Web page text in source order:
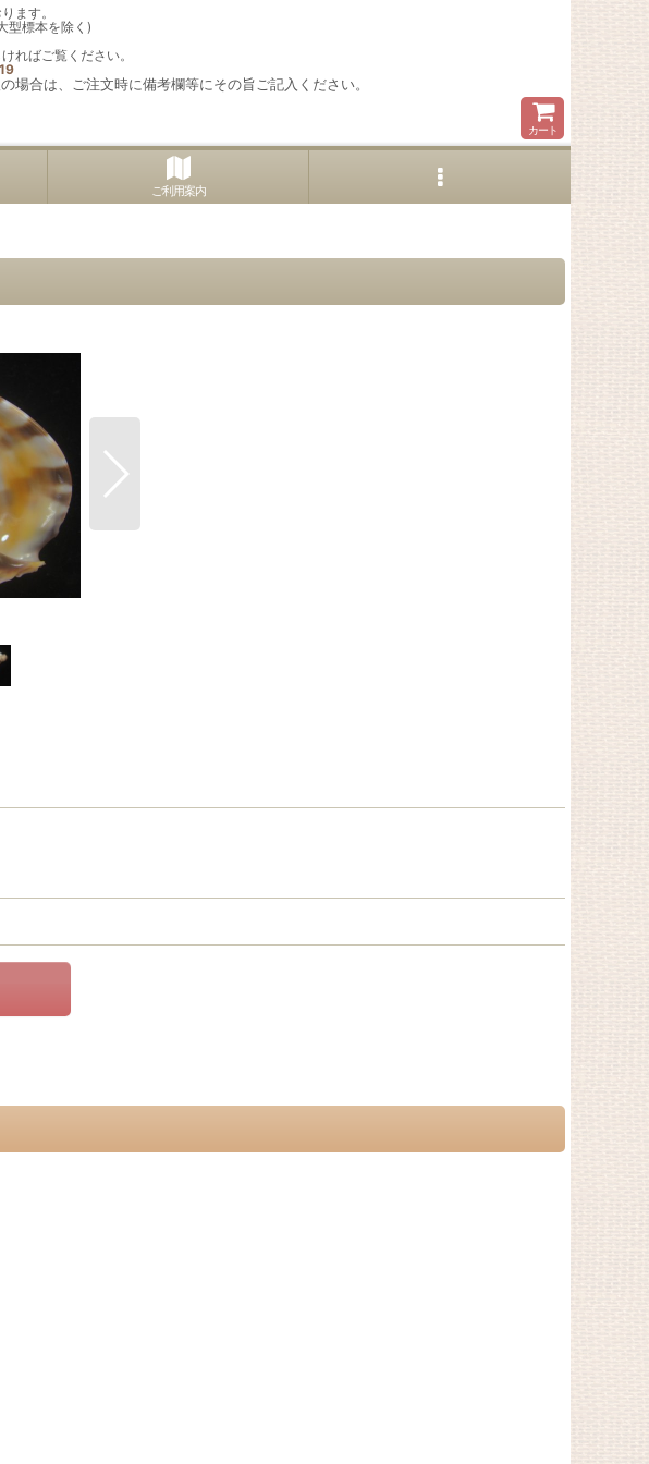
ます。
型標本を除く)
ればご覧ください。
合は、ご注文時に備考欄等にその旨ご記入ください。
カート
ご利用案内